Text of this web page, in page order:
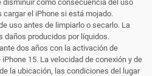
disminuir como consecuencia del uso
cargar el iPhone si está mojado.
uso antes de limpiarlo o secarlo. La
daños producidos por líquidos.
dos años con la activación de
15. La velocidad de conexión y de
la ubicación, las condiciones del lugar